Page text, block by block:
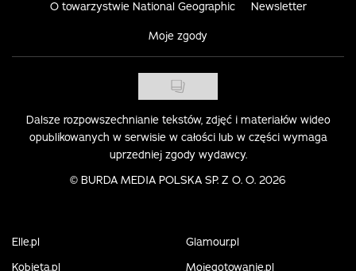
O towarzystwie National Geographic Newsletter
Moje zgody
Dalsze rozpowszechnianie tekstów, zdjęć i materiałów wideo
opublikowanych w serwisie w całości lub w części wymaga
uprzedniej zgody wydawcy.
© BURDA MEDIA POLSKA SP. Z O. O. 2026
Elle.pl
Glamour.pl
Kobieta.pl
Mojegotowanie.pl